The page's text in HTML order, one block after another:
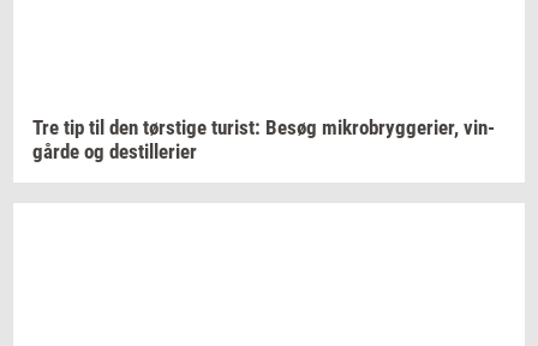
Tre tip til den tørsti­ge turist: Besøg mi­kro­bryg­ge­ri­er, vin­
går­de og destil­le­ri­er